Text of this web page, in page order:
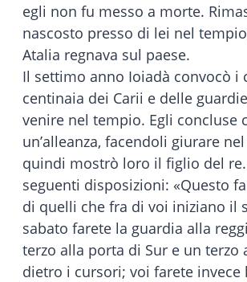
egli non fu messo a morte.
nascosto presso di lei nel
Atalia regnava sul paese.
Il settimo anno Ioiadà convocò i
centinaia dei Carii e delle
venire nel tempio. Egli concluse
un’alleanza, facendoli giurare
quindi mostrò loro il figlio del
seguenti disposizioni: «Questo
di quelli che fra di voi iniziano il
sabato farete la guardia alla
terzo alla porta di Sur e un terzo
dietro i cursori; voi farete invece